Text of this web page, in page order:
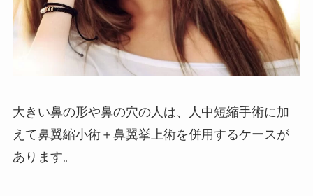
大きい鼻の形や鼻の穴の人は、人中短縮手術に加
えて鼻翼縮小術＋鼻翼挙上術を併用するケースが
あります。